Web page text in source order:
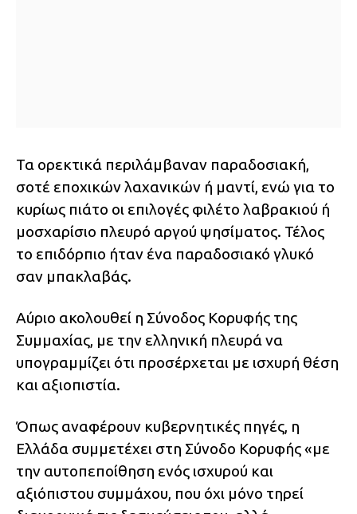
Τα ορεκτικά περιλάμβαναν παραδοσιακή,
σοτέ εποχικών λαχανικών ή μαντί, ενώ για το
κυρίως πιάτο οι επιλογές φιλέτο λαβρακιού ή
μοσχαρίσιο πλευρό αργού ψησίματος. Τέλος
το επιδόρπιο ήταν ένα παραδοσιακό γλυκό
σαν μπακλαβάς.
Αύριο ακολουθεί η Σύνοδος Κορυφής της
Συμμαχίας, με την ελληνική πλευρά να
υπογραμμίζει ότι προσέρχεται με ισχυρή θέση
και αξιοπιστία.
Όπως αναφέρουν κυβερνητικές πηγές, η
Ελλάδα συμμετέχει στη Σύνοδο Κορυφής «με
την αυτοπεποίθηση ενός ισχυρού και
αξιόπιστου συμμάχου, που όχι μόνο τηρεί